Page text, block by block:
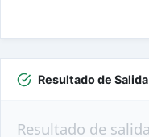
Resultado de Salida